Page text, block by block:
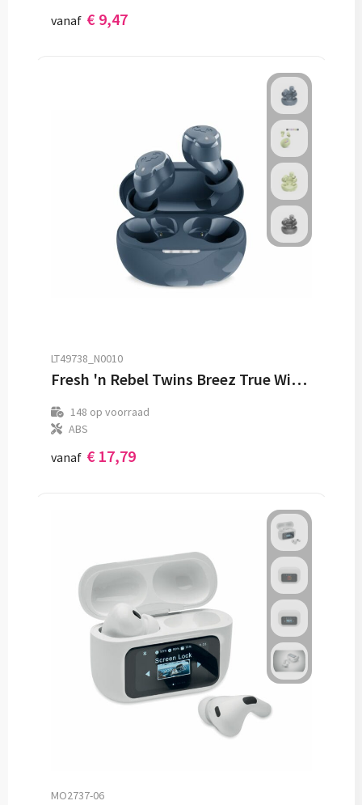
vanaf € 9,47
LT49738_N0010
Fresh 'n Rebel Twins Breez True Wireless Oordopjes
148 op voorraad
ABS
vanaf € 17,79
MO2737-06